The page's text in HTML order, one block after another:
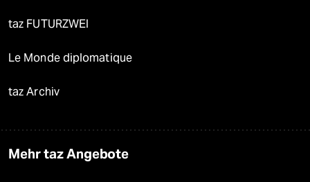
taz FUTURZWEI
Le Monde diplomatique
taz Archiv
Mehr taz Angebote